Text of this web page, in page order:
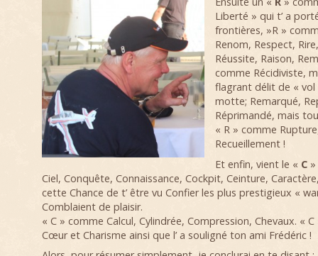
Liberté » qui t’ a
frontières, »R »
Renom, Respect,
Réussite, Raison,
comme Récidiviste,
flagrant délit de « vol
motte; Remarqué,
Réprimandé, mais
« R » comme
Recueillement !
Et enfin, vient le « C»
Ciel, Conquête, Connaissance, Cockpit, Ceinture,
cette Chance de t’ être vu Confier les plus prestigieux «
Comblaient de plaisir.
« C » comme Calcul, Cylindrée, Compression, Chevaux. «
Cœur et Charisme ainsi que l’ a souligné ton ami Frédéric !